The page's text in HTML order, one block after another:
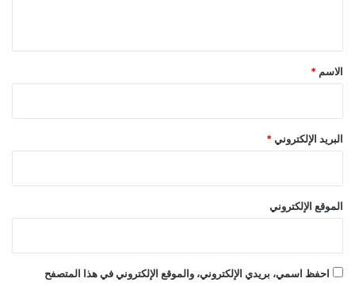
*
الاسم *
البريد الإلكتروني *
الموقع الإلكتروني
احفظ اسمي، بريدي الإلكتروني، والموقع الإلكتروني في هذا المتصفح